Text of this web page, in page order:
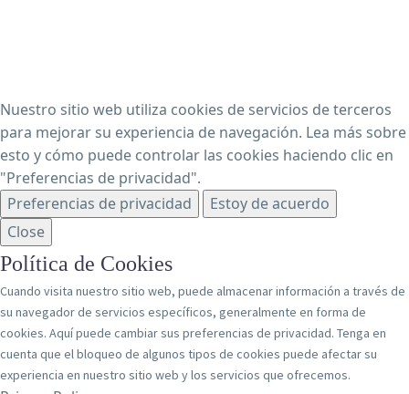
Nuestro sitio web utiliza cookies de servicios de terceros
para mejorar su experiencia de navegación. Lea más sobre
esto y cómo puede controlar las cookies haciendo clic en
"Preferencias de privacidad".
Preferencias de privacidad
Estoy de acuerdo
Close
Política de Cookies
Cuando visita nuestro sitio web, puede almacenar información a través de
su navegador de servicios específicos, generalmente en forma de
cookies. Aquí puede cambiar sus preferencias de privacidad. Tenga en
cuenta que el bloqueo de algunos tipos de cookies puede afectar su
experiencia en nuestro sitio web y los servicios que ofrecemos.